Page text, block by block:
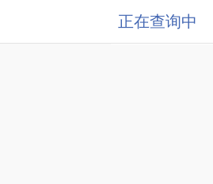
正在查询中